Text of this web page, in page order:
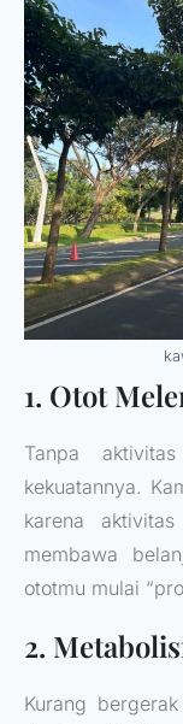
1. Otot
Tanpa
kekuatannya.
karena
membawa
ototmu mulai
2.
Kurang